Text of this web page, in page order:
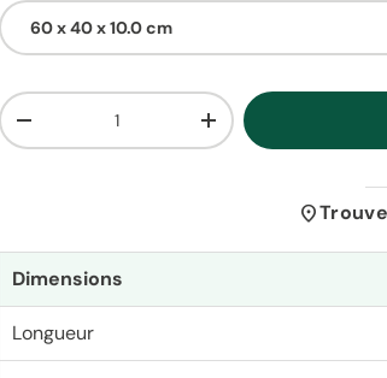
60 x 40 x 10.0 cm
Qté
Diminuer la quantité
Augmenter la quantité
location_on
Dimensions
Longueur